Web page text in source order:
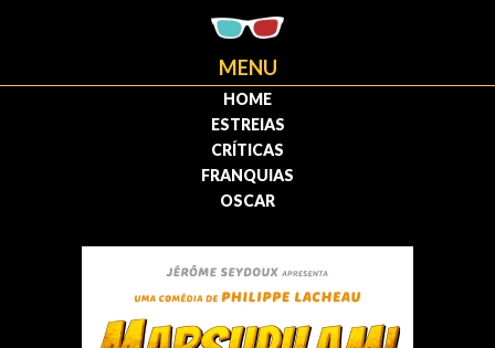
MENU
HOME
ESTREIAS
CRÍTICAS
FRANQUIAS
OSCAR